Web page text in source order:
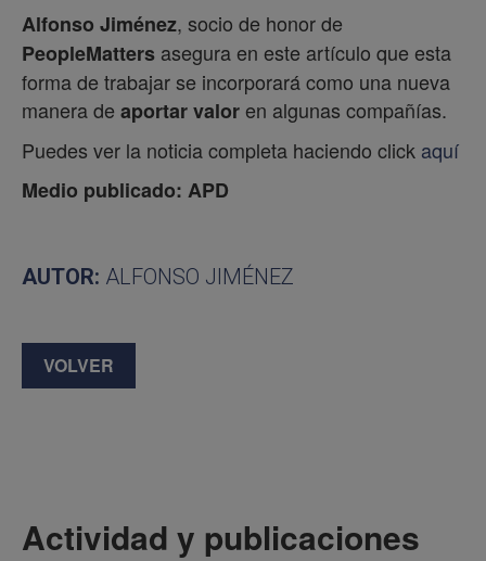
Alfonso Jiménez, socio de honor de
PeopleMatters asegura en este artículo que esta
forma de trabajar se incorporará como una nueva
manera de aportar valor en algunas compañías.
Puedes ver la noticia completa haciendo click aquí
Medio publicado: APD
AUTOR: ALFONSO JIMÉNEZ
VOLVER
Actividad y publicaciones